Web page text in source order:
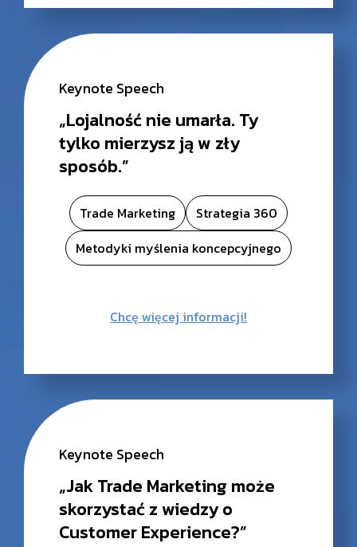
Keynote Speech
„Lojalność nie umarła. Ty
tylko mierzysz ją w zły
sposób.”
Trade Marketing
Strategia 360
Metodyki myślenia koncepcyjnego
Chcę więcej informacji!
Keynote Speech
„Jak Trade Marketing może
skorzystać z wiedzy o
Customer Experience?”